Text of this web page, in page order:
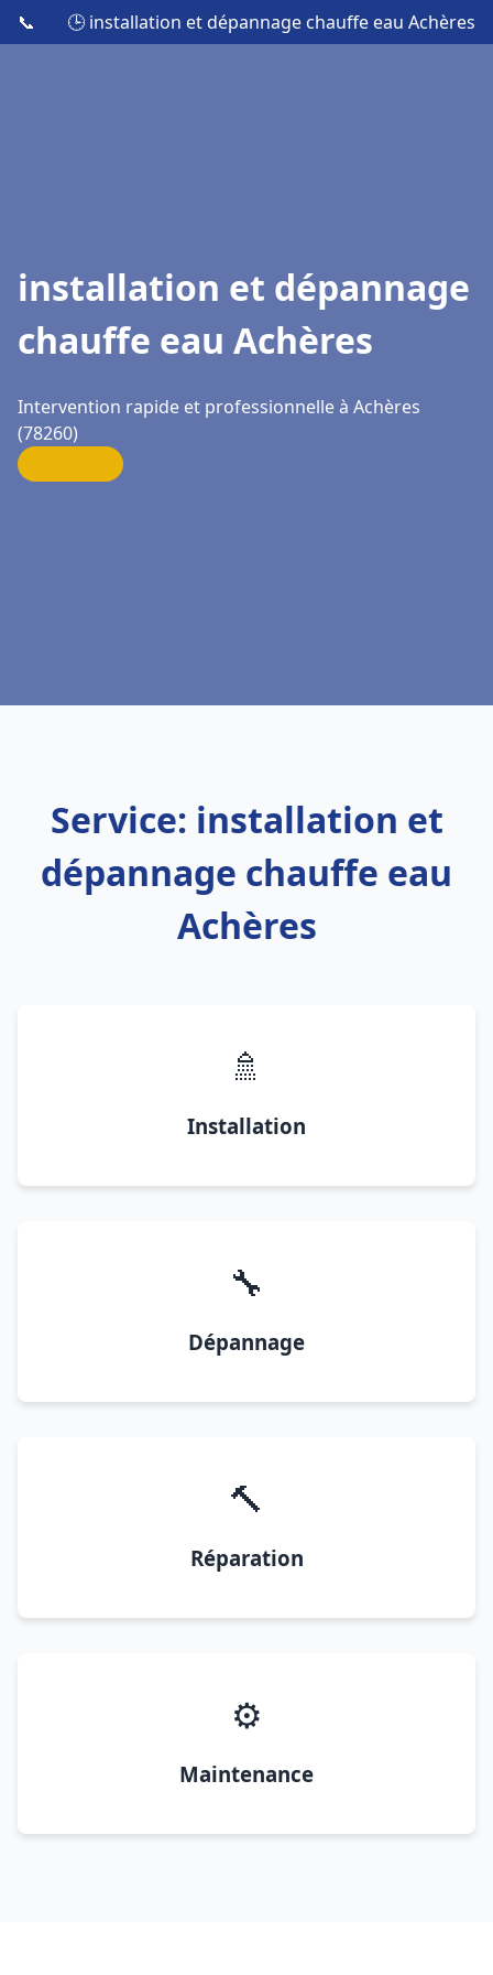
📞 🕒 installation et dépannage chauffe eau Achères
installation et dépannage
chauffe eau Achères
Intervention rapide et professionnelle à Achères
(78260)
Service: installation et
dépannage chauffe eau
Achères
🚿
Installation
🔧
Dépannage
🔨
Réparation
⚙️
Maintenance